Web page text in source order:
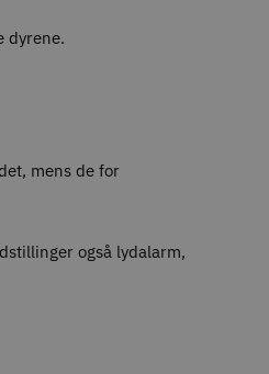
dyrene.
mens de for
også lydalarm,